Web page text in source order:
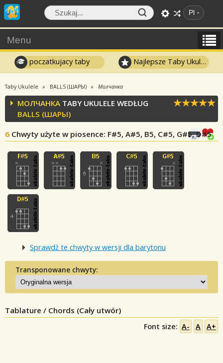
Pl
Menu
poczatkujacy taby Najlepsze Taby Ukulele
Taby Ukulele BALLS (ШАРЫ) Молчанка
МОЛЧАНКА TABY UKULELE WEDŁUG
BALLS (ШАРЫ)
6 Chwyty użyte w piosence: F#5, A#5, B5, C#5, G#5, D#5
Sprawdź te chwyty w wersji dla barytonu
Transponowane chwyty:
Tablature / Chords (Cały utwór)
Font size: A- A A+